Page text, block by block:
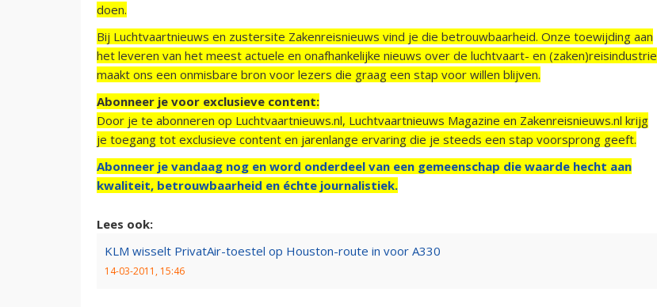
doen.
Bij Luchtvaartnieuws en zustersite Zakenreisnieuws vind je die betrouwbaarheid. Onze toewijding aan
het leveren van het meest actuele en onafhankelijke nieuws over de luchtvaart- en (zaken)reisindustrie
maakt ons een onmisbare bron voor lezers die graag een stap voor willen blijven.
Abonneer je voor exclusieve content:
Door je te abonneren op Luchtvaartnieuws.nl, Luchtvaartnieuws Magazine en Zakenreisnieuws.nl krijg
je toegang tot exclusieve content en jarenlange ervaring die je steeds een stap voorsprong geeft.
Abonneer je vandaag nog en word onderdeel van een gemeenschap die waarde hecht aan
kwaliteit, betrouwbaarheid en échte journalistiek.
Lees ook:
KLM wisselt PrivatAir-toestel op Houston-route in voor A330
14-03-2011, 15:46